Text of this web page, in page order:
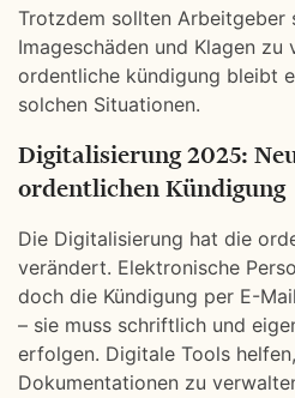
Trotzdem sollten Arbeitgeber
Imageschäden und Klagen zu
ordentliche kündigung bleibt
solchen Situationen.
Digitalisierung 2025:
ordentlichen Kündigung
Die Digitalisierung hat die
verändert. Elektronische
doch die Kündigung per E-
– sie muss schriftlich und
erfolgen. Digitale Tools
Dokumentationen zu